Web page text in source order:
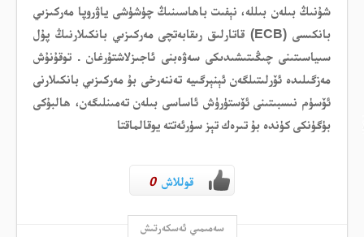
شۇنىڭ بىلەن بىللە، نېفىت باھاسىنىڭ چۈشۈشى ياۋروپا مەركىزىي
بانكىسى (ECB) قاتارلىق رىقابەتچى مەركىزىي بانكىلارنىڭ پۇل
سىياسىتىنى چىڭىتىشىدىكى سەۋەبنى ئاجىزلاشتۇرغان . توقۇنۇش
مەزگىلىدە ئۆرلىتىلگەن ئېنېرگىيە تەننەرخى بۇ مەركىزىي بانكىلارنى
ئۆسۈم نىسبىتىنى ئۆستۈرۈش ئاساسى بىلەن تەمىنلىگەن، ھالبۇكى
بۈگۈنكى كۈندە بۇ تىرەك تېز سۈرئەتتە يوقالماقتا
قوللاش 0
سەمىمىي ئەسكەرتىش